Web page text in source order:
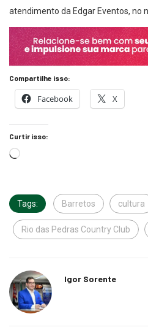
atendimento da Edgar Eventos, no
Compartilhe isso:
Facebook X
Curtir isso:
Tags: Barretos cultura
Rio das Pedras Country Club
Igor Sorente